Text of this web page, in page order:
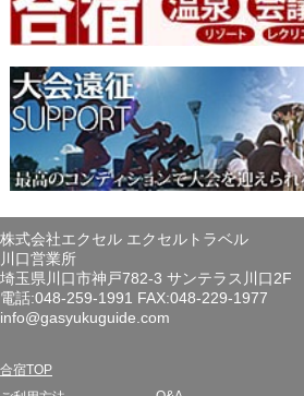
株式会社エクセル エクセルトラベル
川口営業所
埼玉県川口市神戸782-3 サンテラス川口2F
電話:048-259-1991 FAX:048-229-1977
info@gasyukuguide.com
合宿TOP